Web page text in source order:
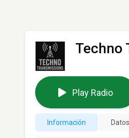
Techno
Play Radio
Información